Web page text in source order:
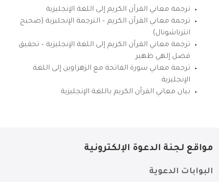
ترجمة معاني القرآن الكريم إلى اللغة الإنجليزية
ترجمة معاني القرآن الكريم – الترجمة الإنجليزية (صحيح
انترناشونال)
ترجمة معاني القرآن الكريم إلى اللغة الإنجليزية – تحقيق
فضل إلهي ظهير
ترجمة معاني سورة الفاتحة مع الزهراوين إلى اللغة
الإنجليزية
بيان معاني القرآن الكريم باللغة الإنجليزية
مواقع لجنة الدعوة الإلكترونية
البوابات الدعوية